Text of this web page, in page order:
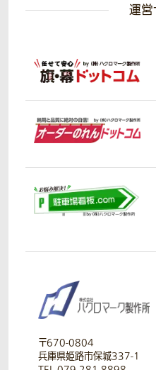
運営
〒670-0804
兵庫県姫路市保城337-1